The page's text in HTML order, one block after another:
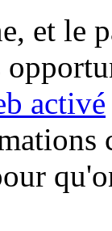
et le
activé